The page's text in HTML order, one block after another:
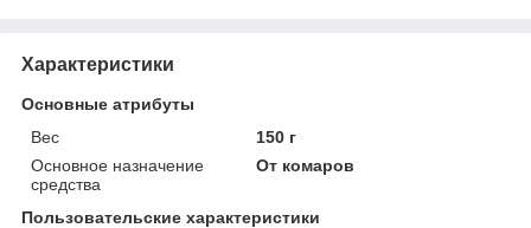
Характеристики
Основные атрибуты
Вес
150 г
Основное назначение
средства
От комаров
Пользовательские характеристики